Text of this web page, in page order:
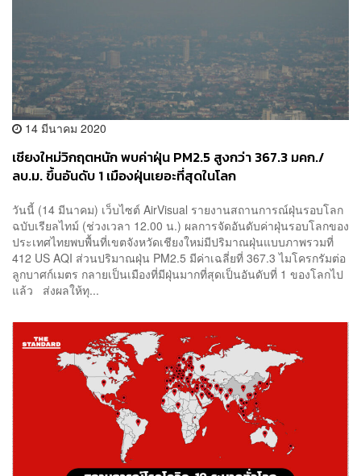
14 มีนาคม 2020
เชียงใหม่วิกฤตหนัก พบค่าฝุ่น PM2.5 สูงกว่า 367.3 มคก./
ลบ.ม. ขึ้นอันดับ 1 เมืองฝุ่นเยอะที่สุดในโลก
วันนี้ (14 มีนาคม) เว็บไซต์ AirVisual รายงานสถานการณ์ฝุ่นรอบโลก
ฉบับเรียลไทม์ (ช่วงเวลา 12.00 น.) ผลการจัดอันดับค่าฝุ่นรอบโลกของ
ประเทศไทยพบพื้นที่เขตจังหวัดเชียงใหม่มีปริมาณฝุ่นแบบภาพรวมที่
412 US AQI ส่วนปริมาณฝุ่น PM2.5 มีค่าเฉลี่ยที่ 367.3 ไมโครกรัมต่อ
ลูกบาศก์เมตร กลายเป็นเมืองที่มีฝุ่นมากที่สุดเป็นอันดับที่ 1 ของโลกไป
แล้ว ส่งผลให้ทุ...